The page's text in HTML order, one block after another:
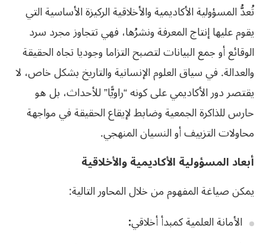
تُعدُّ المسؤولية الأكاديمية والأخلاقية الركيزة الأساسية التي
يقوم عليها إنتاج المعرفة ونشرُها، فهي تتجاوز مجرد سرد
الوقائع أو جمع البيانات لتصبح التزاما وجوديا تجاه الحقيقة
والعدالة. في سياق العلوم الإنسانية والتاريخ بشكل خاص، لا
يقتصر دور الأكاديمي على كونه “راويًّا” للأحداث، بل هو
حارس للذاكرة الجمعية وضابط لإيقاع الحقيقة في مواجهة
محاولات التزييف أو النسيان المنهجي.
أبعاد المسؤولية الأكاديمية والأخلاقية
يمكن صياغة المفهوم من خلال المحاور التالية:
الأمانة العلمية كمبدأ أخلاقي: